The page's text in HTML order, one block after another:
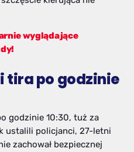
wyglądające
tira po godzinie
godzinie 10:30, tuż za
ustalili policjanci, 27-letni
zachował bezpiecznej